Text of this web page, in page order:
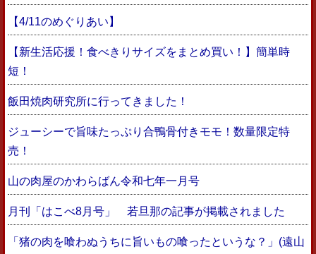
【4/11のめぐりあい】
【新生活応援！食べきりサイズをまとめ買い！】簡単時
短！
飯田焼肉研究所に行ってきました！
ジューシーで旨味たっぷり合鴨骨付きモモ！数量限定特
売！
山の肉屋のかわらばん令和七年一月号
月刊「はこべ8月号」 若旦那の記事が掲載されました
「猪の肉を喰わぬうちに旨いもの喰ったというな？」(遠山